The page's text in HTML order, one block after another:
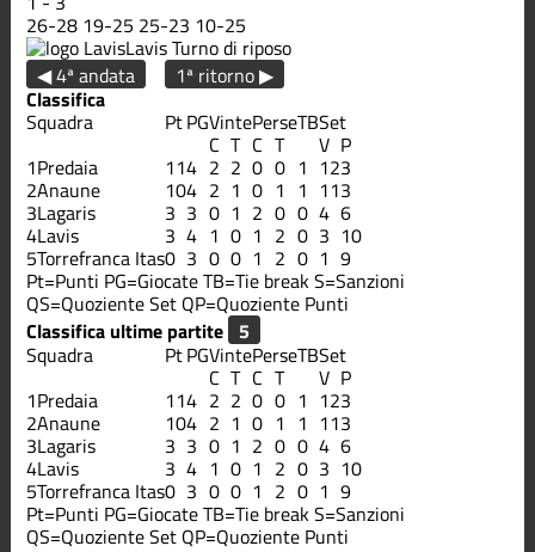
26-28 19-25 25-23 10-25
LavisTurno di riposo
◀ 4ª andata
1ª ritorno ▶
Classifica
Squadra PtPGVintePerseTBSet
C T C T V P
1Predaia 114 2 2 0 0 1 123
2Anaune 104 2 1 0 1 1 113
3Lagaris 3 3 0 1 2 0 0 4 6
4Lavis 3 4 1 0 1 2 0 3 10
5Torrefranca Itas0 3 0 0 1 2 0 1 9
Pt=Punti PG=GiocateTB=Tie breakS=Sanzioni
QS=Quoziente Set QP=Quoziente Punti
Classifica ultime partite
Squadra
PtPGVintePerseTBSet
C T C T V P
1Predaia 114 2 2 0 0 1 123
2Anaune 104 2 1 0 1 1 113
3Lagaris 3 3 0 1 2 0 0 4 6
4Lavis 3 4 1 0 1 2 0 3 10
5Torrefranca Itas0 3 0 0 1 2 0 1 9
Pt=Punti PG=GiocateTB=Tie breakS=Sanzioni
QS=Quoziente Set QP=Quoziente Punti